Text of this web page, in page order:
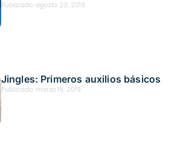
psicosociales para trabajadores de la
Publicado: agosto 22, 2019
Jingles: Primeros auxilios básicos
Publicado: marzo 18, 2019